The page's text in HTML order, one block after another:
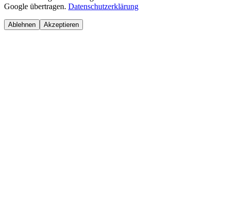
Google übertragen. Datenschutzerklärung
Ablehnen Akzeptieren